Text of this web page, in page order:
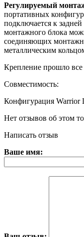
Регулируемый
портативных
подключается к
монтажного блока
соединяющих
металлическим
Крепление прошло
Совместимость:
Конфигурация Warrior
Нет отзывов об этом
Написать отзыв
Ваше имя: